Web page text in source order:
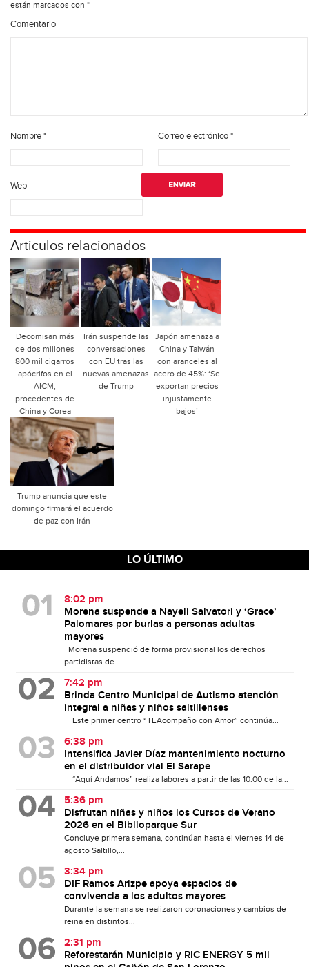
están marcados con *
Comentario
Nombre* Correo electrónico*
Web
Articulos relacionados
Decomisan más
de dos millones
800 mil cigarros
apócrifos en el
AICM,
procedentes de
China y Corea
Irán suspende las
conversaciones
con EU tras las
nuevas amenazas
de Trump
Japón amenaza a
China y Taiwán
con aranceles al
acero de 45%: ‘Se
exportan precios
injustamente
bajos’
Trump anuncia que este
domingo firmará el acuerdo
de paz con Irán
LO ÚLTIMO
8:02 pm
Morena suspende a Nayeli Salvatori y ‘Grace’
Palomares por burlas a personas adultas
mayores
Morena suspendió de forma provisional los derechos
partidistas de...
7:42 pm
Brinda Centro Municipal de Autismo atención
integral a niñas y niños saltillenses
Este primer centro “TEAcompaño con Amor” continúa...
6:38 pm
Intensifica Javier Díaz mantenimiento nocturno
en el distribuidor vial El Sarape
“Aquí Andamos” realiza labores a partir de las 10:00 de la...
5:36 pm
Disfrutan niñas y niños los Cursos de Verano
2026 en el Biblioparque Sur
Concluye primera semana, continúan hasta el viernes 14 de
agosto Saltillo,...
3:34 pm
DIF Ramos Arizpe apoya espacios de
convivencia a los adultos mayores
Durante la semana se realizaron coronaciones y cambios de
reina en distintos...
2:31 pm
Reforestarán Municipio y RIC ENERGY 5 mil